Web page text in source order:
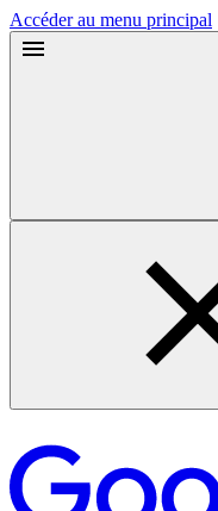
Accéder au menu principal